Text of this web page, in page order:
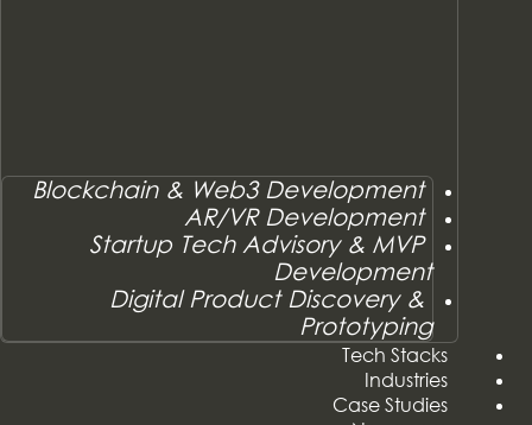
Blockchain & Web3 Development
AR/VR Development
Startup Tech Advisory & MVP
Development
Digital Product Discovery &
Prototyping
Tech Stacks
Industries
Case Studies